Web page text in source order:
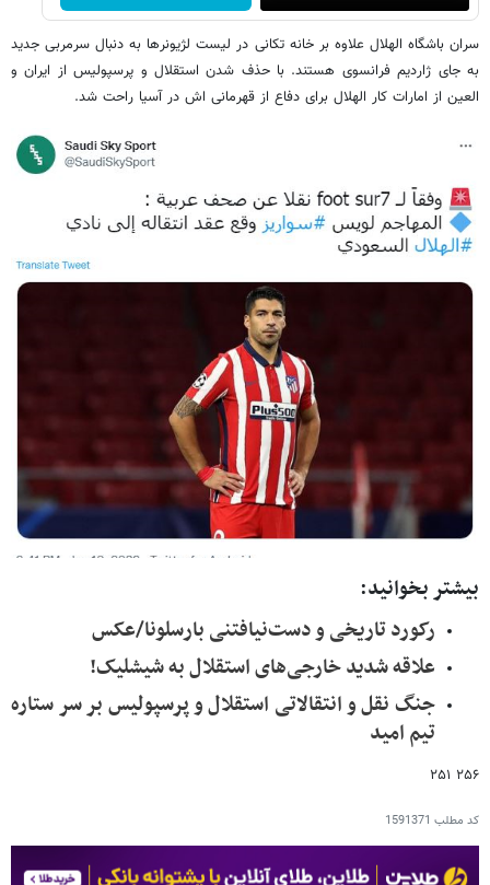
سران باشگاه الهلال علاوه بر خانه تکانی در لیست لژیونرها به دنبال سرمربی جدید
به جای ژاردیم فرانسوی هستند. با حذف شدن استقلال و پرسپولیس از ایران و
العین از امارات کار الهلال برای دفاع از قهرمانی اش در آسیا راحت شد.
بیشتر بخوانید:
رکورد تاریخی و دست‌نیافتنی بارسلونا/عکس
علاقه شدید خارجی‌های استقلال به شیشلیک!
جنگ نقل و انتقالاتی استقلال و پرسپولیس بر سر ستاره
تیم امید
۲۵۶ ۲۵۱
کد مطلب 1591371